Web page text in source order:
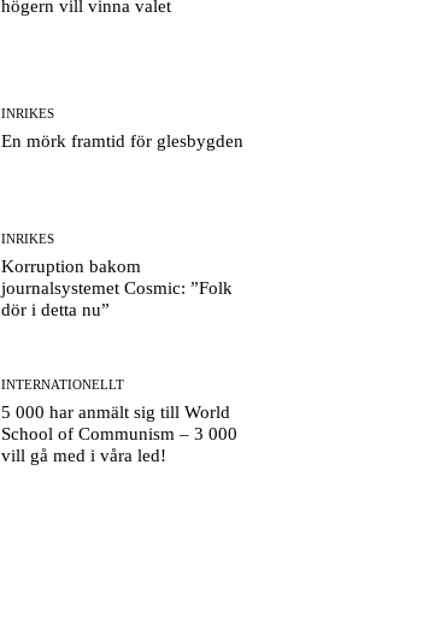
högern vill vinna valet
INRIKES
En mörk framtid för glesbygden
INRIKES
Korruption bakom
journalsystemet Cosmic: ”Folk
dör i detta nu”
INTERNATIONELLT
5 000 har anmält sig till World
School of Communism – 3 000
vill gå med i våra led!